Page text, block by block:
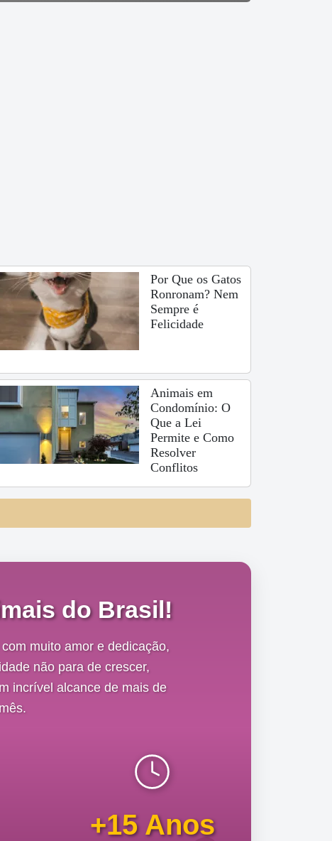
Por Que os Gatos
Ronronam? Nem
Sempre é
Felicidade
Animais em
Condomínio: O
Que a Lei
Permite e Como
Resolver
Conflitos
do Brasil!
muito amor e dedicação,
não para de crescer,
incrível alcance de mais de
+15 Anos